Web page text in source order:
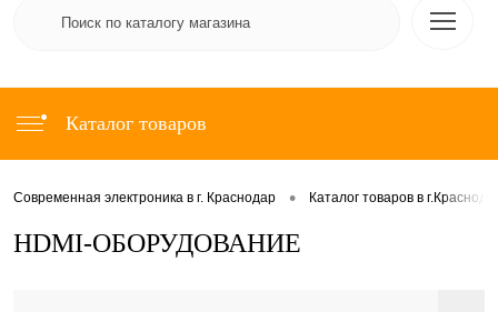
Каталог товаров
Современная электроника в г. Краснодар • Каталог товаров в
НDMI-ОБОРУДОВАНИЕ